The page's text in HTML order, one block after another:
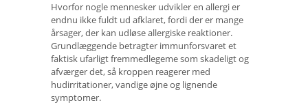
Hvorfor nogle mennesker udvikler en allergi er
endnu ikke fuldt ud afklaret, fordi der er mange
årsager, der kan udløse allergiske reaktioner.
Grundlæggende betragter immunforsvaret et
faktisk ufarligt fremmedlegeme som skadeligt og
afværger det, så kroppen reagerer med
hudirritationer, vandige øjne og lignende
symptomer.